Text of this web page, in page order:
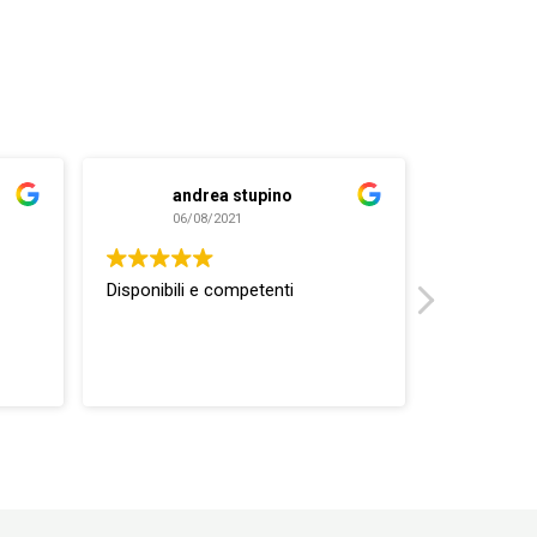
andrea stupino
06/08/2021
Disponibili e competenti